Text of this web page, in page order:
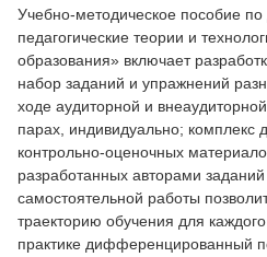
Учебно-методическое пособие
педагогические теории и
образования» включает
набор заданий и упражнений
ходе аудиторной и
парах, индивидуально; комплекс
контрольно-оценочных
разработанных авторами
самостоятельной работы
траекторию обучения для
практике дифференцированный